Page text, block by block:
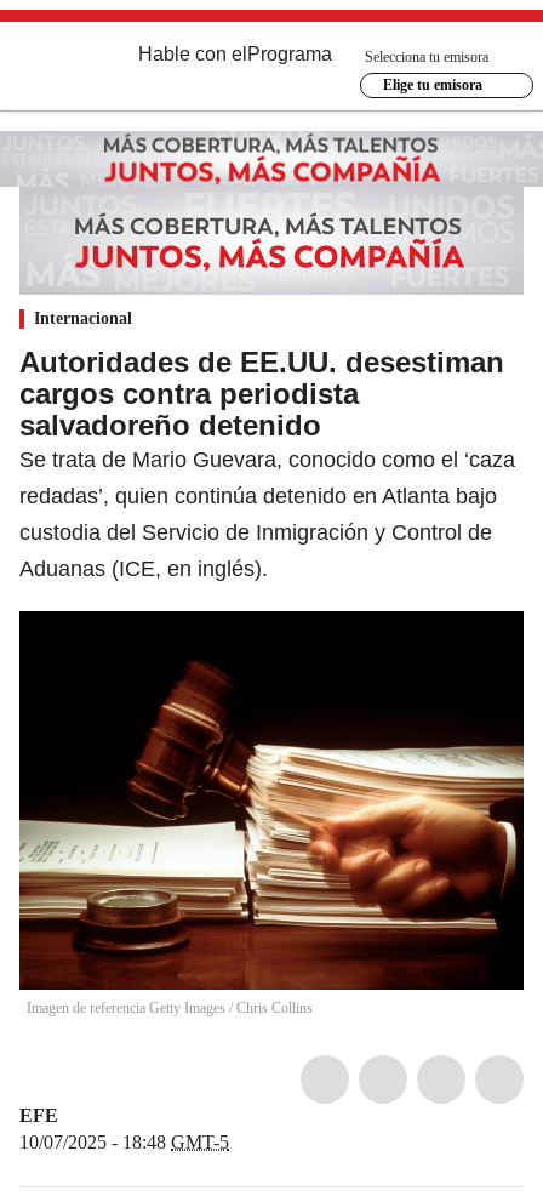
Hable con el Programa
Selecciona tu emisora
Elige tu emisora
Internacional
Autoridades de EE.UU. desestiman
cargos contra periodista
salvadoreño detenido
Se trata de Mario Guevara, conocido como el ‘caza
redadas’, quien continúa detenido en Atlanta bajo
custodia del Servicio de Inmigración y Control de
Aduanas (ICE, en inglés).
Imagen de referencia Getty Images / Chris Collins
EFE
10/07/2025 - 18:48 GMT-5